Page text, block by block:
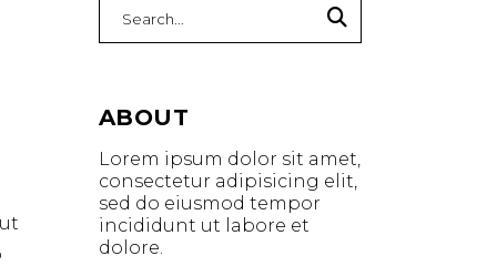
for:
ABOUT
Lorem ipsum dolor sit amet,
consectetur adipisicing elit,
sed do eiusmod tempor
incididunt ut labore et
dolore.